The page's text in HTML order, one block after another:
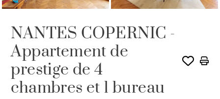
NANTES COPERNIC -
Appartement de
prestige de 4
chambres et 1 bureau